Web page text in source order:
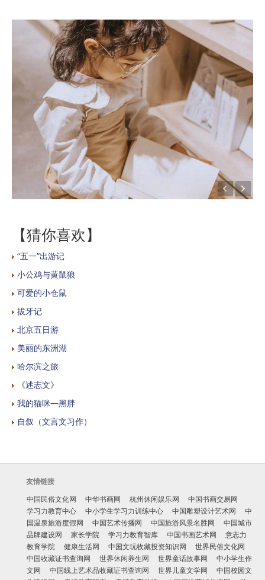
【猜你喜欢】
“五一”出游记
小公鸡与黄鼠狼
可爱的小仓鼠
拔牙记
北京五日游
美丽的东洲湖
哈尔滨之旅
《述志文》
我的猫咪—黑胖
自叙（文言文习作）
友情链接
中国民俗文化网
中华书画网 杭州休闲娱乐网
中国书画交易网
学习力教育中心
中小学生学习力训练中心 中国雕塑设计艺术网
中
国温泉旅游度假网
中国艺术传播网 中国旅游风景名胜网
中国城市
品牌建设网
家长学院 学习力教育智库 中国书画艺术网
意志力
教育学院
健康生活网 中国文玩收藏投资知识网
世界民俗文化网
中国收藏证书查询网
世界休闲养生网 世界童话故事网
中小学生作
文网
中国线上艺术品收藏证书查询网 世界儿童文学网
中国校园文